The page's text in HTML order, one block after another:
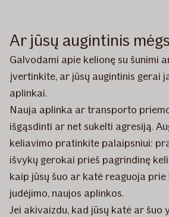
Ar jūsų augintinis
Galvodami apie kelionę su šunimi
įvertinkite, ar jūsų augintinis gerai
aplinkai.
Nauja aplinka ar transporto
išgąsdinti ar net sukelti agresiją.
keliavimo pratinkite palaipsniui:
išvykų gerokai prieš pagrindinę
kaip jūsų šuo ar katė reaguoja prie
judėjimo, naujos aplinkos.
Jei akivaizdu, kad jūsų katė ar šuo